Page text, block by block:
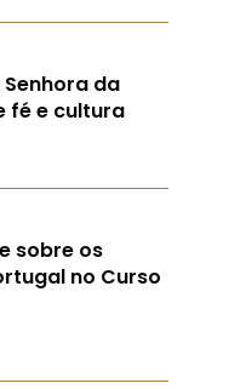
da
fé e cultura
sobre os
no Curso